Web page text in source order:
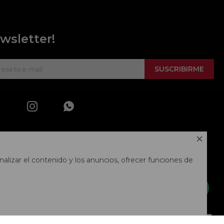

el contenido y los anuncios, ofrecer funciones de
SUSCRIBIRME
 